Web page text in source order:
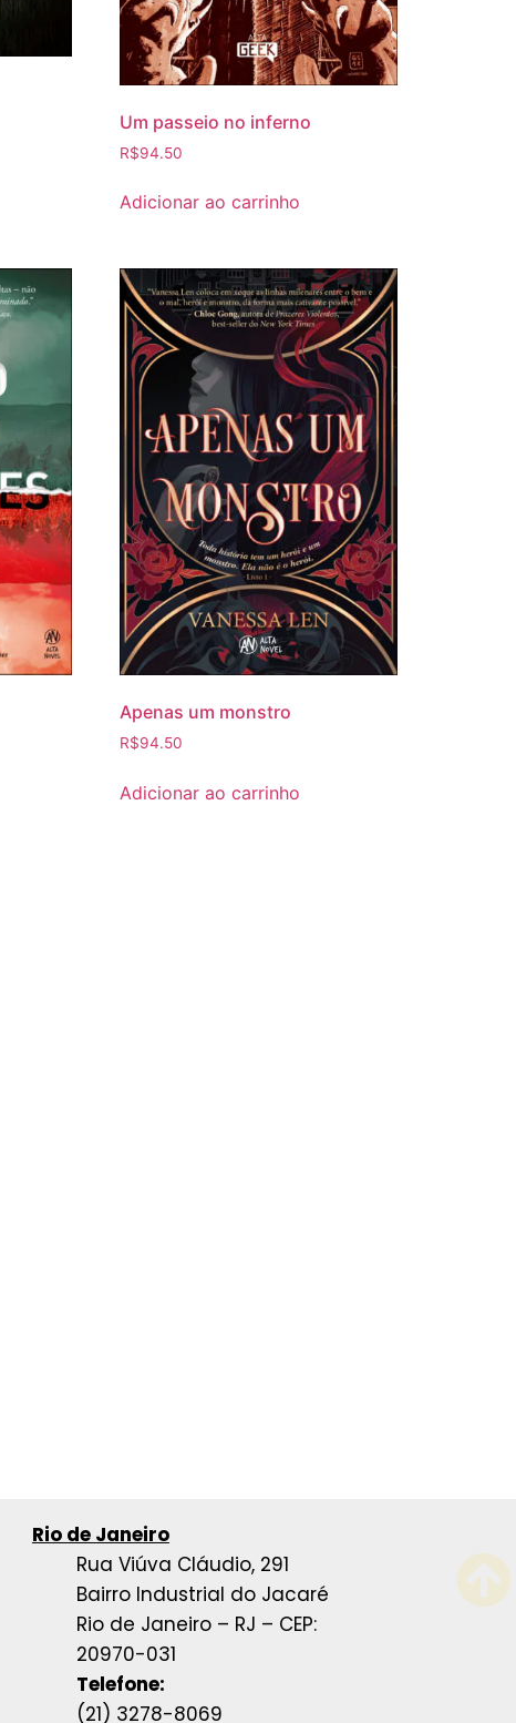
Um passeio no inferno
R$94.50
Adicionar ao carrinho
Apenas um monstro
R$94.50
Adicionar ao carrinho
Rio de Janeiro
Rua Viúva Cláudio, 291
Bairro Industrial do Jacaré
Rio de Janeiro – RJ – CEP:
20970-031
Telefone:
(21) 3278-8069